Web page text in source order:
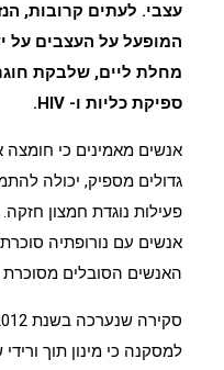
עצבי. לעתים קרובות,
המופעל על העצבים על
מחלת ליים, שלבקת
ספיקת כליות ו- HIV.
אנשים מאמינים כי חומצה
גדולים מספיק, יכולה
פעילות נוגדת חמצון
אנשים עם נורופתיה
האנשים הסובלים